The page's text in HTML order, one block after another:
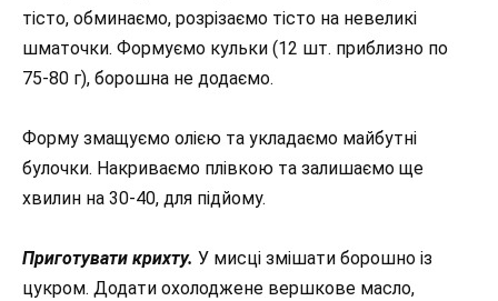
тісто, обминаємо, розрізаємо тісто на невеликі
шматочки. Формуємо кульки (12 шт. приблизно по
75-80 г), борошна не додаємо.
Форму змащуємо олією та укладаємо майбутні
булочки. Накриваємо плівкою та залишаємо ще
хвилин на 30-40, для підйому.
Приготувати крихту. У мисці змішати борошно із
цукром. Додати охолоджене вершкове масло,